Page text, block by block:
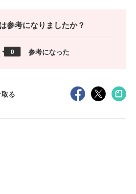
参考になりましたか？
0 参考になった
る